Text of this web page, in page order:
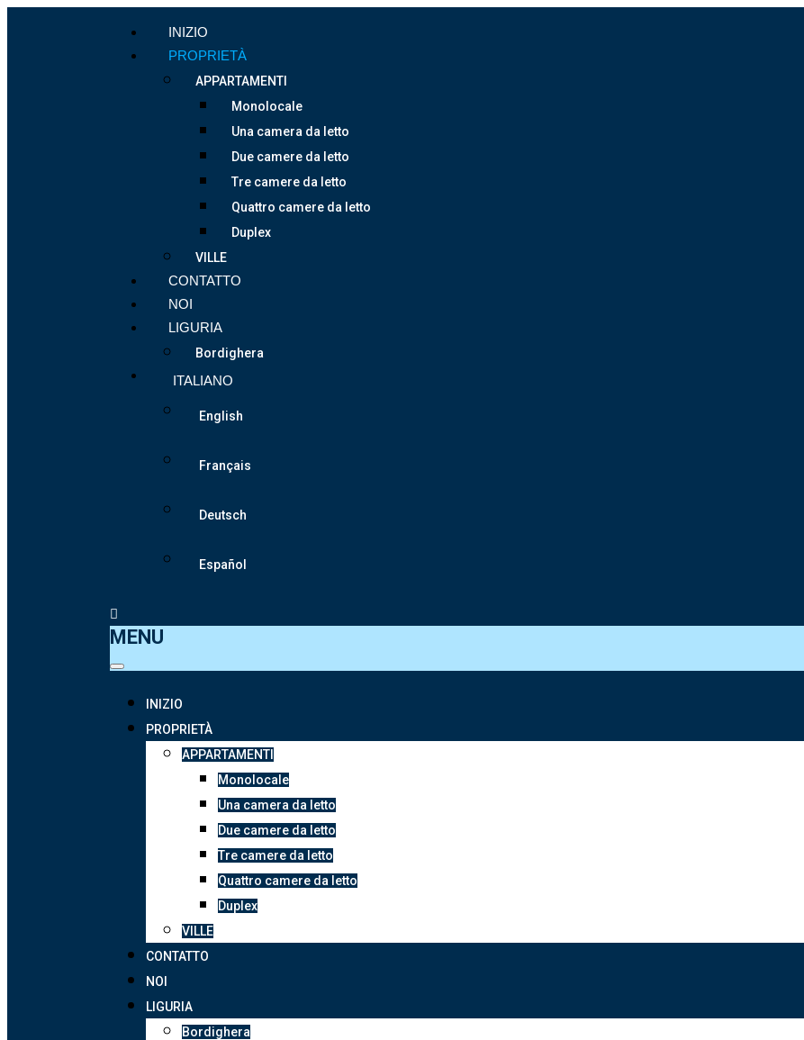
INIZIO
PROPRIETÀ
APPARTAMENTI
Monolocale
Una camera da letto
Due camere da letto
Tre camere da letto
Quattro camere da letto
Duplex
VILLE
CONTATTO
NOI
LIGURIA
Bordighera
ITALIANO
English
Français
Deutsch
Español
MENU
INIZIO
PROPRIETÀ
APPARTAMENTI
Monolocale
Una camera da letto
Due camere da letto
Tre camere da letto
Quattro camere da letto
Duplex
VILLE
CONTATTO
NOI
LIGURIA
Bordighera